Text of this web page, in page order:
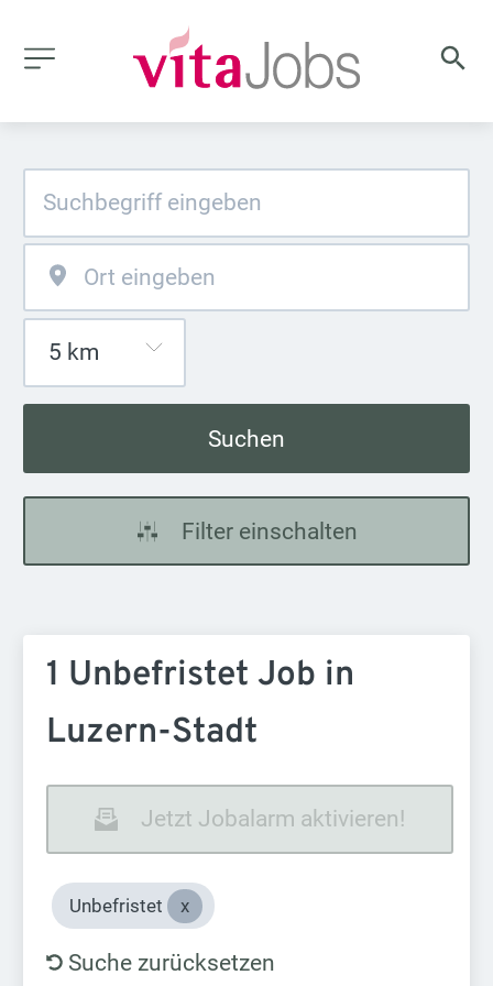
Suchen
Filter einschalten
1 Unbefristet Job in
Luzern-Stadt
Jetzt Jobalarm aktivieren!
Unbefristet
Suche zurücksetzen